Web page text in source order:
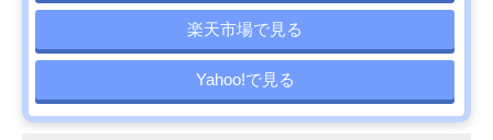
楽天市場で見る
Yahoo!で見る